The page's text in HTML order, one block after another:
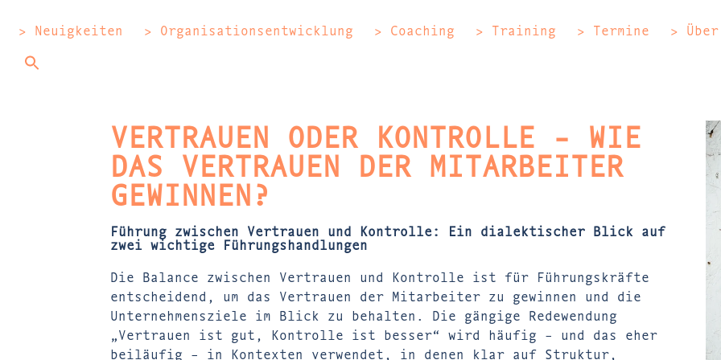
> Neuigkeiten > Organisationsentwicklung > Coaching > Training > Termine >
VERTRAUEN ODER KONTROLLE - WIE
DAS VERTRAUEN DER MITARBEITER
GEWINNEN?
Führung zwischen Vertrauen und Kontrolle: Ein dialektischer Blick auf
zwei wichtige Führungshandlungen
Die Balance zwischen Vertrauen und Kontrolle ist für Führungskräfte
entscheidend, um das Vertrauen der Mitarbeiter zu gewinnen und die
Unternehmensziele im Blick zu behalten. Die gängige Redewendung
„Vertrauen ist gut, Kontrolle ist besser“ wird häufig – und das eher
beiläufig – in Kontexten verwendet, in denen klar auf Struktur,